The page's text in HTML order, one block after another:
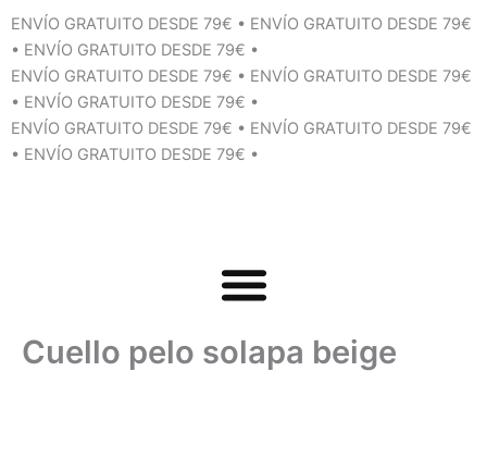
contenido
ENVÍO GRATUITO DESDE 79€ • ENVÍO GRATUITO DESDE 79€
• ENVÍO GRATUITO DESDE 79€ •
ENVÍO GRATUITO DESDE 79€ • ENVÍO GRATUITO DESDE 79€
• ENVÍO GRATUITO DESDE 79€ •
ENVÍO GRATUITO DESDE 79€ • ENVÍO GRATUITO DESDE 79€
• ENVÍO GRATUITO DESDE 79€ •
Cuello pelo solapa beige